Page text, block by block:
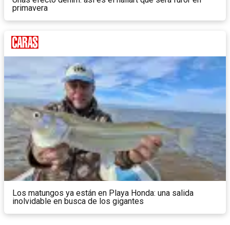
primavera
Los matungos ya están en Playa Honda: una salida
inolvidable en busca de los gigantes